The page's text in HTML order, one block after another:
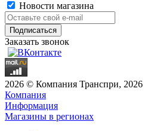
Новости магазина
Заказать звонок
2026 © Компания Транспри, 2026
Компания
Информация
Магазины в регионах